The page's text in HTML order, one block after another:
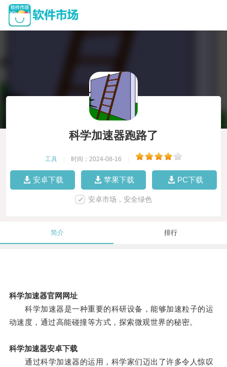
科学加速器跑路了
工具 时间：2024-08-16
安卓下载 苹果下载 PC下载
安卓市场，安全绿色
简介 排行
科学加速器官网网址
科学加速器是一种重要的科研设备，能够加速粒子的运
动速度，通过高能碰撞等方式，探索微观世界的秘密。
科学加速器安卓下载
通过科学加速器的运用，科学家们迈出了许多令人惊叹